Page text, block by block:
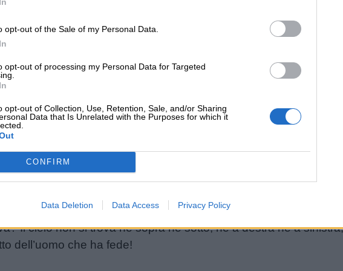
opt-out of the Sale of my Personal Data.
opt-out of processing my Personal Data for Targeted
opt-out of Collection, Use, Retention, Sale, and/or Sharing
Data that Is Unrelated with the Purposes for which it
CONFIRM
Data Deletion Data Access Privacy Policy
di galleria in galleria con le mie tele sotto il braccio, per
grazie al frutto del mio lavoro e Gala diventa la mia “Musa
la mia carriera e la mia vita, anche se Gala aveva, a volte, un
tra fortune alterne, sempre in compagnia della determinatissima
in cielo.
prevalentemente contenute nel Teatro-Museo di Figueres,
Il cielo non si trova né sopra né sotto, né a destra né a
dell’uomo che ha fede!